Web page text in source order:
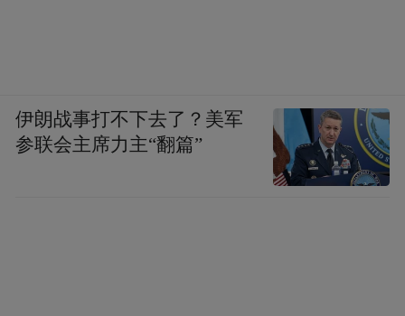
伊朗战事打不下去了？美军
参联会主席力主“翻篇”